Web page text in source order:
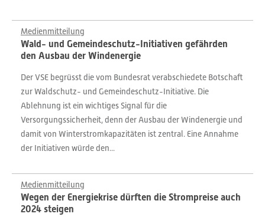
Medienmitteilung
Wald- und Gemeindeschutz-Initiativen gefährden
den Ausbau der Windenergie
Der VSE begrüsst die vom Bundesrat verabschiedete Botschaft
zur Waldschutz- und Gemeindeschutz-Initiative. Die
Ablehnung ist ein wichtiges Signal für die
Versorgungssicherheit, denn der Ausbau der Windenergie und
damit von Winterstromkapazitäten ist zentral. Eine Annahme
der Initiativen würde den...
Medienmitteilung
Wegen der Energiekrise dürften die Strompreise auch
2024 steigen